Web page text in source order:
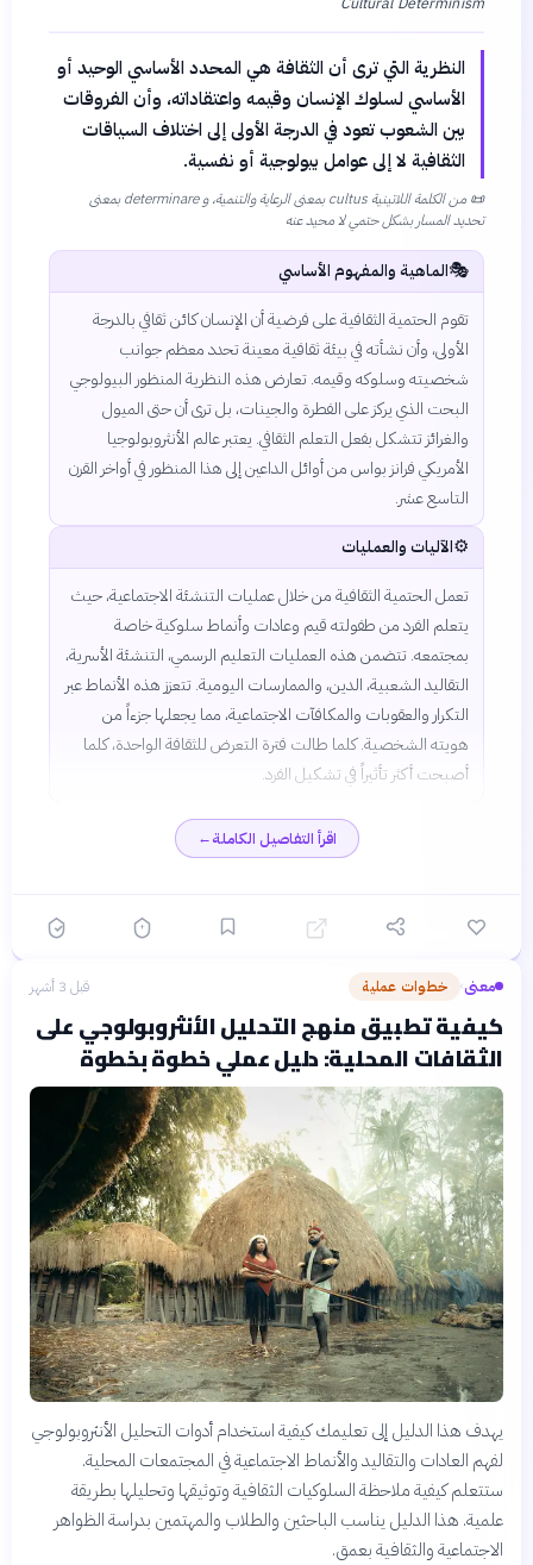
النظرية التي ترى أن الثقافة هي المحدد الأساسي الوحيد أو
الأساسي لسلوك الإنسان وقيمه واعتقاداته، وأن الفروقات
بين الشعوب تعود في الدرجة الأولى إلى اختلاف السياقات
الثقافية لا إلى عوامل بيولوجية أو نفسية.
📜
من الكلمة اللاتينية cultus بمعنى الرعاية والتنمية، و determinare بمعنى
تحديد المسار بشكل حتمي لا محيد عنه
🎭الماهية والمفهوم الأساسي
تقوم الحتمية الثقافية على فرضية أن الإنسان كائن ثقافي بالدرجة
الأولى، وأن نشأته في بيئة ثقافية معينة تحدد معظم جوانب
شخصيته وسلوكه وقيمه. تعارض هذه النظرية المنظور البيولوجي
البحت الذي يركز على الفطرة والجينات، بل ترى أن حتى الميول
والغرائز تتشكل بفعل التعلم الثقافي. يعتبر عالم الأنثروبولوجيا
الأمريكي فرانز بواس من أوائل الداعين إلى هذا المنظور في أواخر القرن
التاسع عشر.
⚙️الآليات والعمليات
تعمل الحتمية الثقافية من خلال عمليات التنشئة الاجتماعية، حيث
يتعلم الفرد من طفولته قيم وعادات وأنماط سلوكية خاصة
بمجتمعه. تتضمن هذه العمليات التعليم الرسمي، التنشئة الأسرية،
التقاليد الشعبية، الدين، والممارسات اليومية. تتعزز هذه الأنماط عبر
التكرار والعقوبات والمكافآت الاجتماعية، مما يجعلها جزءاً من
هويته الشخصية. كلما طالت فترة التعرض للثقافة الواحدة، كلما
أصبحت أكثر تأثيراً في تشكيل الفرد.
اقرأ التفاصيل الكاملة←
معنى› خطوات عملية قبل 3 أشهر
كيفية تطبيق منهج التحليل الأنثروبولوجي على
الثقافات المحلية: دليل عملي خطوة بخطوة
يهدف هذا الدليل إلى تعليمك كيفية استخدام أدوات التحليل الأنثروبولوجي
لفهم العادات والتقاليد والأنماط الاجتماعية في المجتمعات المحلية.
ستتعلم كيفية ملاحظة السلوكيات الثقافية وتوثيقها وتحليلها بطريقة
علمية. هذا الدليل يناسب الباحثين والطلاب والمهتمين بدراسة الظواهر
الاجتماعية والثقافية بعمق.